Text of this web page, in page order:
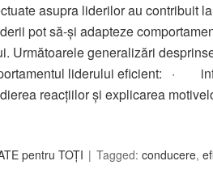
asupra liderilor au contribuit
pot să-şi adapteze
Următoarele generalizări
liderului eficient: ·
reacţiilor şi explicarea
pentru TOȚI Tagged: conducere,